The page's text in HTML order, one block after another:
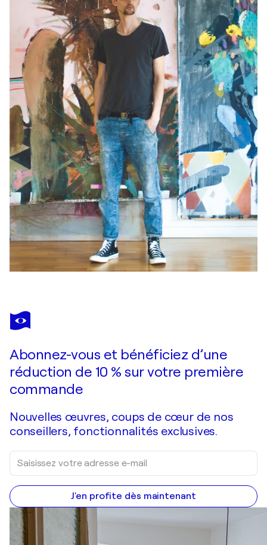
Abonnez-vous et bénéficiez d’une
réduction de 10 % sur votre première
commande
Nouvelles œuvres, coups de cœur de nos
conseillers, fonctionnalités exclusives.
J'en profite dès maintenant